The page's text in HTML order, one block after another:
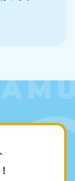
5276
年中無休
5275
城県
5272
年中無休